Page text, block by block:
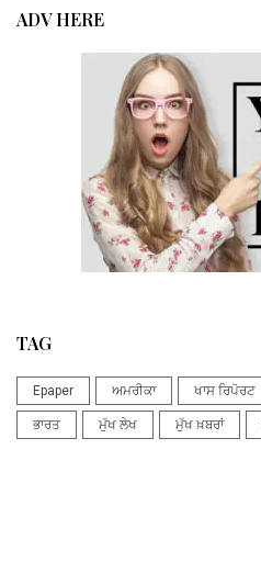
ADV HERE
TAG
Epaper ਅਮਰੀਕਾ ਖਾਸ ਰਿਪੋਰਟ
ਭਾਰਤ ਮੁੱਖ ਲੇਖ ਮੁੱਖ ਖ਼ਬਰਾਂ